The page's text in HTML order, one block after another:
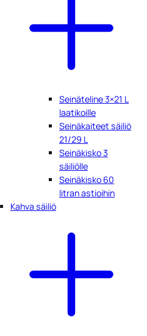
Seinäteline 3×21 L
laatikoille
Seinäkaiteet säiliö
21/29 L
Seinäkisko 3
säiliölle
Seinäkisko 60
litran astioihin
Kahva säiliö